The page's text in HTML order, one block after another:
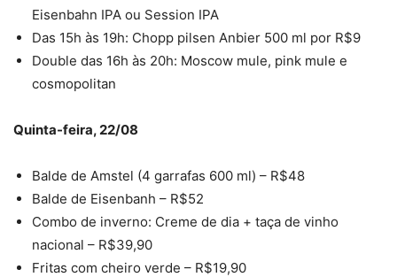
Eisenbahn IPA ou Session IPA
Das 15h às 19h: Chopp pilsen Anbier 500 ml por R$9
Double das 16h às 20h: Moscow mule, pink mule e
cosmopolitan
Quinta-feira, 22/08
Balde de Amstel (4 garrafas 600 ml) – R$48
Balde de Eisenbanh – R$52
Combo de inverno: Creme de dia + taça de vinho
nacional – R$39,90
Fritas com cheiro verde – R$19,90